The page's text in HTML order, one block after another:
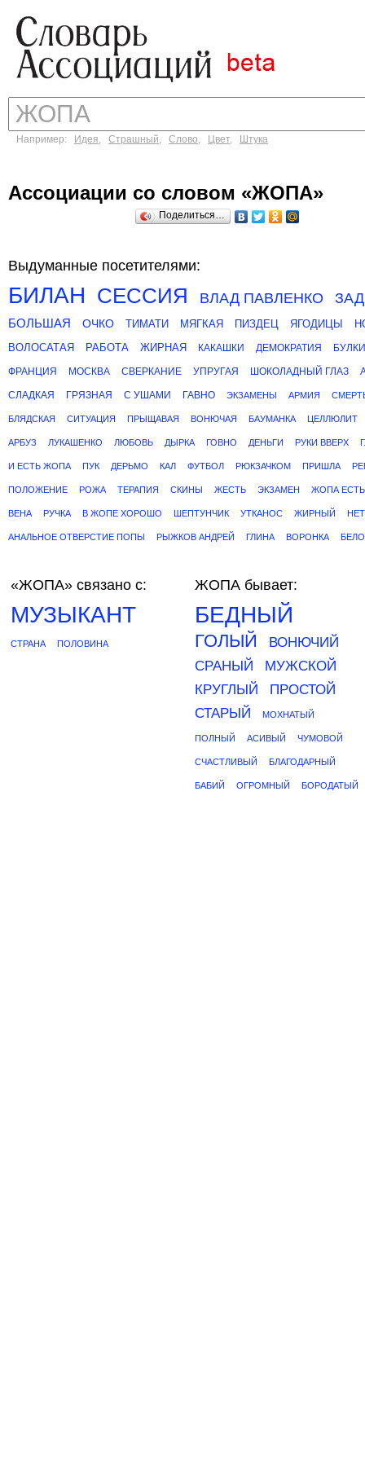
Например: Идея, Страшный, Слово, Цвет, Штука
Ассоциации со словом «ЖОПА»
Поделиться…
Выдуманные посетителями:
БИЛАН СЕССИЯ ВЛАД ПАВЛЕНКО
БОЛЬШАЯ ОЧКО ТИМАТИ МЯГКАЯ ПИЗДЕЦ ЯГОДИЦЫ
ВОЛОСАТАЯ
РАБОТА ЖИРНАЯ КАКАШКИ ДЕМОКРАТИЯ БУЛКИ
ФРАНЦИЯ МОСКВА СВЕРКАНИЕ УПРУГАЯ ШОКОЛАДНЫЙ ГЛАЗ
СЛАДКАЯ ГРЯЗНАЯ С УШАМИ ГАВНО ЭКЗАМЕНЫ АРМИЯ
БЛЯДСКАЯ СИТУАЦИЯ ПРЫЩАВАЯ ВОНЮЧАЯ БАУМАНКА ЦЕЛЛЮЛИТ
АРБУЗ ЛУКАШЕНКО ЛЮБОВЬ ДЫРКА ГОВНО ДЕНЬГИ РУКИ ВВЕРХ
И ЕСТЬ ЖОПА ПУК ДЕРЬМО КАЛ ФУТБОЛ РЮКЗАЧКОМ ПРИШЛА
ПОЛОЖЕНИЕ РОЖА ТЕРАПИЯ СКИНЫ ЖЕСТЬ ЭКЗАМЕН ЖОПА
ВЕНА РУЧКА В ЖОПЕ ХОРОШО ШЕПТУНЧИК УТКАНОС ЖИРНЫЙ
АНАЛЬНОЕ ОТВЕРСТИЕ ПОПЫ РЫЖКОВ АНДРЕЙ ГЛИНА ВОРОНКА
«ЖОПА» связано с:
МУЗЫКАНТ
СТРАНА ПОЛОВИНА
ЖОПА бывает:
БЕДНЫЙ
ГОЛЫЙ
ВОНЮЧИЙ
СРАНЫЙ
МУЖСКОЙ
КРУГЛЫЙ
ПРОСТОЙ
СТАРЫЙ
МОХНАТЫЙ
ПОЛНЫЙ АСИВЫЙ ЧУМОВОЙ
СЧАСТЛИВЫЙ БЛАГОДАРНЫЙ
БАБИЙ ОГРОМНЫЙ БОРОДАТЫЙ